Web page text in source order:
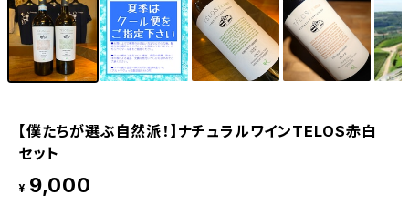
【僕たちが選ぶ自然派！】ナチュラルワインTELOS赤白
セット
¥ 9,000